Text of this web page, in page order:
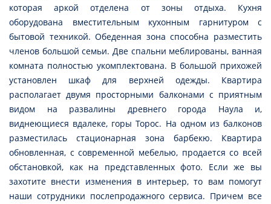
которая аркой отделена от зоны отдыха. Кухня
оборудована вместительным кухонным гарнитуром с
бытовой техникой. Обеденная зона способна разместить
членов большой семьи. Две спальни меблированы, ванная
комната полностью укомплектована. В большой прихожей
установлен шкаф для верхней одежды. Квартира
располагает двумя просторными балконами с приятным
видом на развалины древнего города Наула и,
виднеющиеся вдалеке, горы Торос. На одном из балконов
разместилась стационарная зона барбекю. Квартира
обновленная, с современной мебелью, продается со всей
обстановкой, как на представленных фото. Если же вы
захотите внести изменения в интерьер, то вам помогут
наши сотрудники послепродажного сервиса. Причем все